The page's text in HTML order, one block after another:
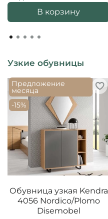
В корзину
Узкие обувницы
Предложение
месяца
-15%
Обувница узкая Kendra
4056 Nordico/Plomo
Disemobel